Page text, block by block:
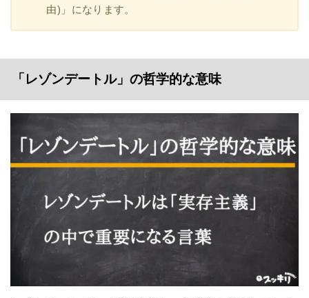
由)」になります。
「レゾンデートル」の哲学的な意味